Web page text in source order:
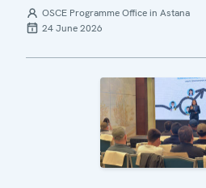
OSCE Programme Office in Astana
24 June 2026